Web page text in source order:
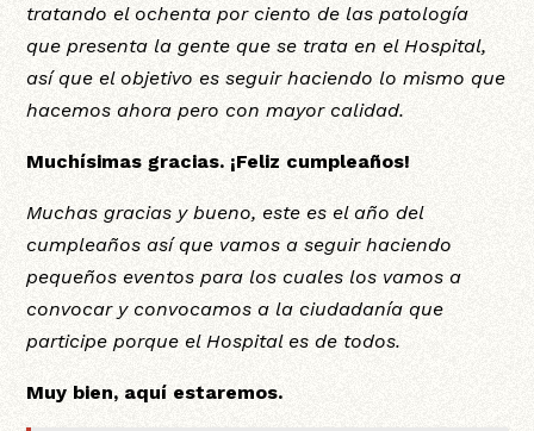
tratando el ochenta por ciento de las patología
que presenta la gente que se trata en el Hospital,
así que el objetivo es seguir haciendo lo mismo que
hacemos ahora pero con mayor calidad.
Muchísimas gracias. ¡Feliz cumpleaños!
Muchas gracias y bueno, este es el año del
cumpleaños así que vamos a seguir haciendo
pequeños eventos para los cuales los vamos a
convocar y convocamos a la ciudadanía que
participe porque el Hospital es de todos.
Muy bien, aquí estaremos.